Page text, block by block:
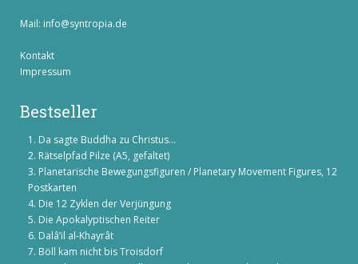
Mail: info@syntropia.de
Kontakt
Impressum
Bestseller
Da sagte Buddha zu Christus...
Rätselpfad Pilze (A5, gefaltet)
Planetarische Bewegungsfiguren / Planetary Movement Figures, 12
Postkarten
Die 12 Zyklen der Verjüngung
Die Apokalyptischen Reiter
Dalâ’il al-Khayrât
Böll kam nicht bis Troisdorf